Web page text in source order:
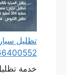
تظليل
66400552 تظليل سيارة عازل
خدمة